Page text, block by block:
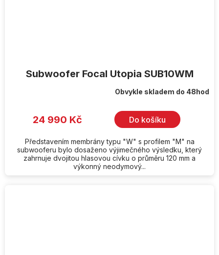
Subwoofer Focal Utopia SUB10WM
Obvykle skladem do 48hod
24 990 Kč Do košíku
Představením membrány typu "W" s profilem "M" na
subwooferu bylo dosaženo výjimečného výsledku, který
zahrnuje dvojitou hlasovou cívku o průměru 120 mm a
výkonný neodymový...